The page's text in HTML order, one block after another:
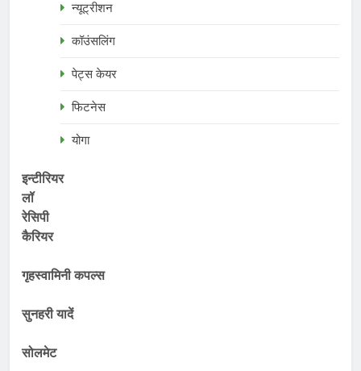
न्यूट्रीशन
कॉउंसलिंग
पेट्स केयर
फिटनेस
योगा
इन्टीरियर
लॉ
रेसिपी
कैरियर
गृहस्वामिनी कपल्स
सुनहरी यादें
सोलमेट